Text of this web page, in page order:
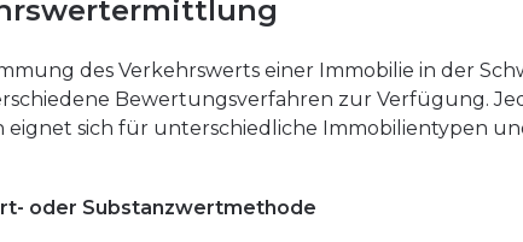
des Verkehrswerts einer Immobilie in der
Bewertungsverfahren zur Verfügung.
eignet sich für unterschiedliche Immobilientypen
oder Substanzwertmethode